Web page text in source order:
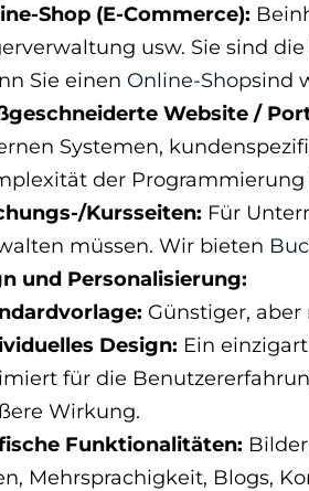
Shop (E-Commerce):
usw. Sie sind
Sie einen Online-Shopsind
Website /
Systemen,
der Programmierung
Kursseiten: Für
müssen. Wir bieten
und Personalisierung:
Günstiger,
Design: Ein
für die
Wirkung.
Funktionalitäten:
Mehrsprachigkeit, Blogs,